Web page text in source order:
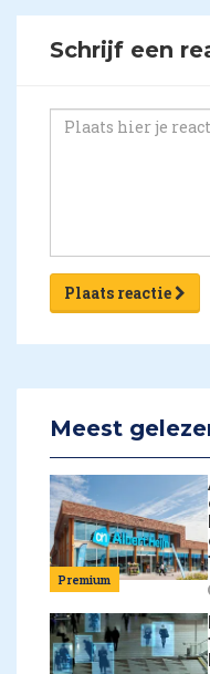
Schrijf een
Plaats reactie
Meest
Premium